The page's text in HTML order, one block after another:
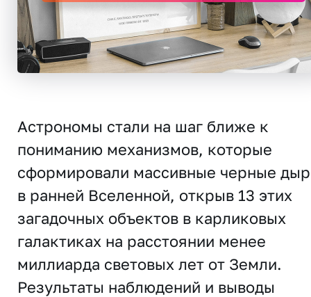
Астрономы стали на шаг ближе к
пониманию механизмов, которые
сформировали массивные черные
в ранней Вселенной, открыв 13 этих
загадочных объектов в карликовых
галактиках на расстоянии менее
миллиарда световых лет от Земли.
Результаты наблюдений и выводы